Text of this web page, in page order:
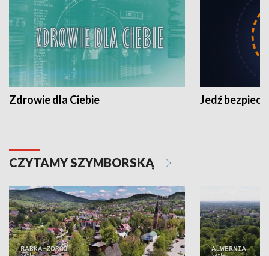
Zdrowie dla Ciebie Jedź
CZYTAMY SZYMBORSKĄ